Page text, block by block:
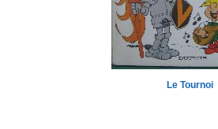
Le Tournoi